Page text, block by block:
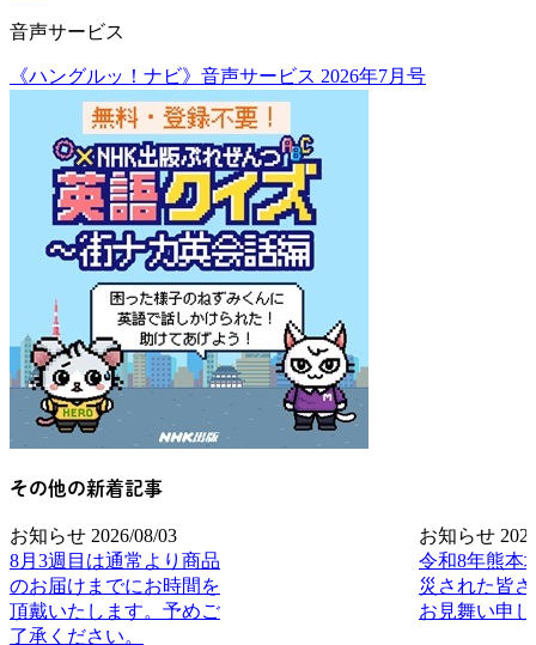
音声サービス
《ハングルッ！ナビ》音声サービス 2026年7月号
その他の新着記事
お知らせ 2026/08/03
8月3週目は通常より商品
のお届けまでにお時間を
頂戴いたします。予めご
了承ください。
お知らせ
令和8年熊本
災された皆
お見舞い申